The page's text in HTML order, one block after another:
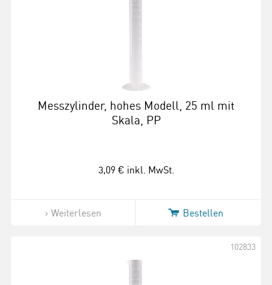
Messzylinder, hohes Modell, 25 ml mit
Skala, PP
3,09 € inkl. MwSt.
Weiterlesen Bestellen
102833